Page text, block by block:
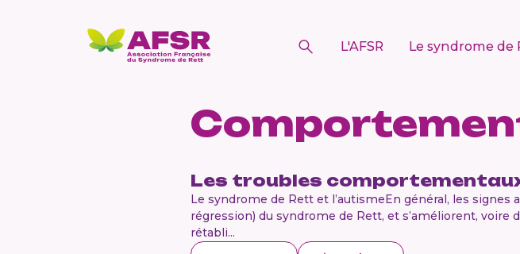
L'AFSR Le syndrome de
Les troubles
Le syndrome de Rett et l’autismeEn général, les
régression) du syndrome de Rett, et s’améliorent, voire
rétabli...